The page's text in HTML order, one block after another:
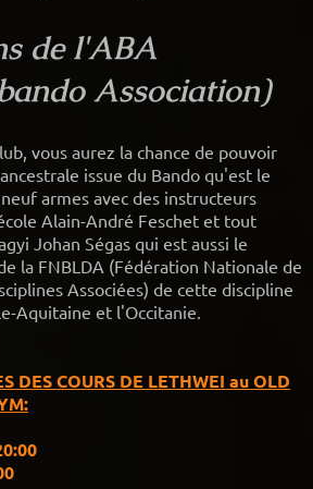
de l'ABA
Association)
vous aurez la chance de pouvoir
issue du Bando qu'est le
armes avec des instructeurs
Alain-André Feschet et tout
Johan Ségas qui est aussi le
la FNBLDA (Fédération Nationale de
Associées) de cette discipline
Aquitaine et l'Occitanie.
DES COURS DE LETHWEI au OLD